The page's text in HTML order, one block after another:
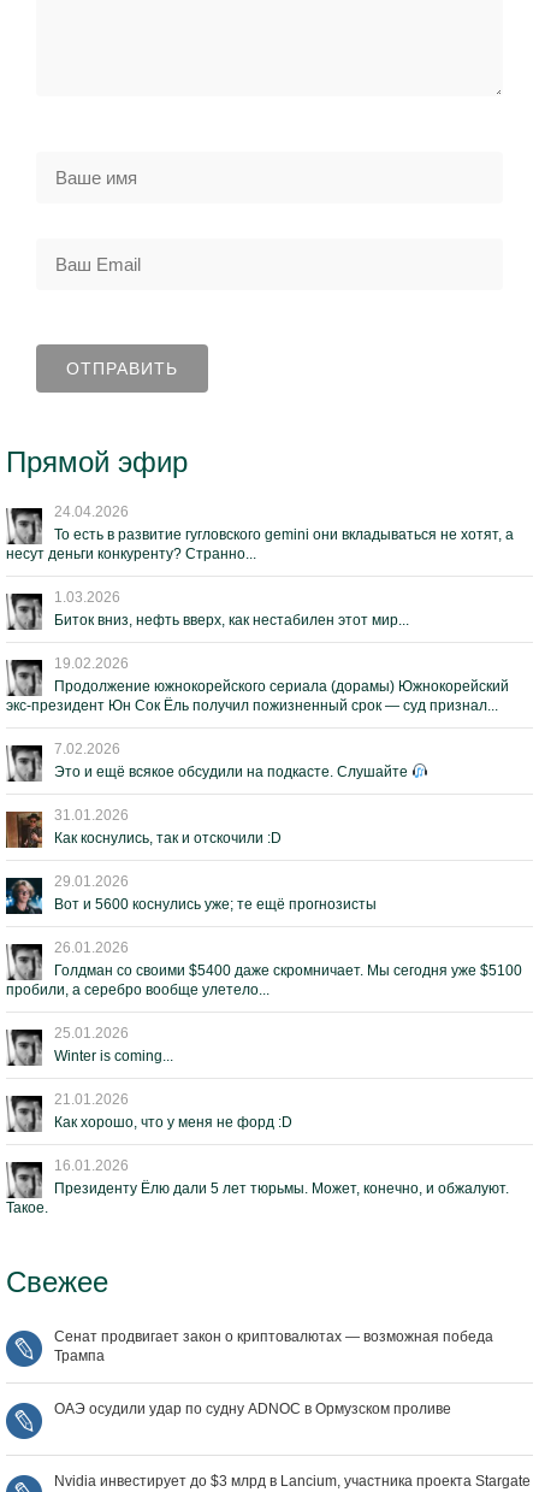
Прямой эфир
24.04.2026
То есть в развитие гугловского gemini они вкладываться не хотят, а
несут деньги конкуренту? Странно...
1.03.2026
Биток вниз, нефть вверх, как нестабилен этот мир...
19.02.2026
Продолжение южнокорейского сериала (дорамы) Южнокорейский
экс-президент Юн Сок Ёль получил пожизненный срок — суд признал...
7.02.2026
Это и ещё всякое обсудили на подкасте. Слушайте
31.01.2026
Как коснулись, так и отскочили :D
29.01.2026
Вот и 5600 коснулись уже; те ещё прогнозисты
26.01.2026
Голдман со своими $5400 даже скромничает. Мы сегодня уже $5100
пробили, а серебро вообще улетело...
25.01.2026
Winter is coming...
21.01.2026
Как хорошо, что у меня не форд :D
16.01.2026
Президенту Ёлю дали 5 лет тюрьмы. Может, конечно, и обжалуют.
Такое.
Свежее
Сенат продвигает закон о криптовалютах — возможная победа
Трампа
ОАЭ осудили удар по судну ADNOC в Ормузском проливе
Nvidia инвестирует до $3 млрд в Lancium, участника проекта Stargate